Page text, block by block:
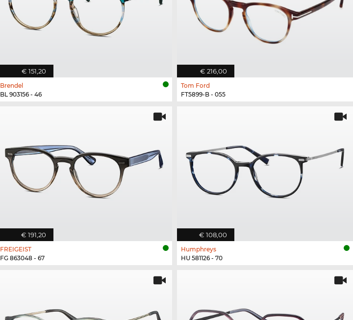
€ 151,20
Brendel
BL 903156 - 46
€ 216,00
Tom Ford
FT5899-B - 055
€ 191,20
FREIGEIST
FG 863048 - 67
€ 108,00
Humphreys
HU 581126 - 70